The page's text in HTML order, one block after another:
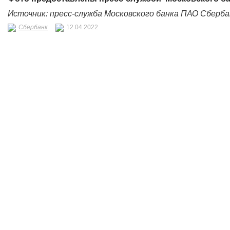
Источник: пресс-служба Московского банка ПАО
Сбербанк 12.04.2022